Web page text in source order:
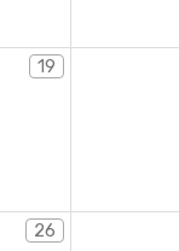
19
26